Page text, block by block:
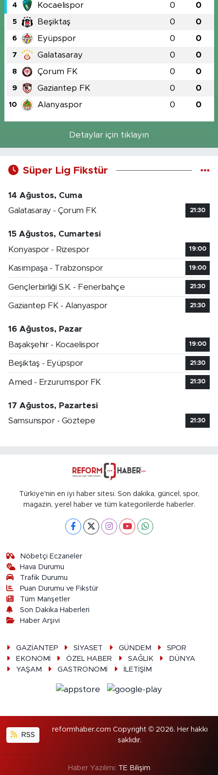
4 Kocaelispor 0 0
5 Beşiktaş 0 0
6 Eyüpspor 0 0
7 Galatasaray 0 0
8 Çorum FK 0 0
9 Gaziantep FK 0 0
10 Alanyaspor 0 0
Detaylar için tıklayın
Süper Lig Fikstür
14 Ağustos, Cuma
Galatasaray - Çorum FK
21:30
15 Ağustos, Cumartesi
Konyaspor - Rizespor
19:00
Kasımpaşa - Trabzonspor 19:00
Gençlerbirliği S.K. - Fenerbahçe 21:30
Gaziantep FK - Alanyaspor 21:30
16 Ağustos, Pazar
Başakşehir - Kocaelispor
19:00
Beşiktaş - Eyüpspor 21:30
Amed - Erzurumspor FK 21:30
17 Ağustos, Pazartesi
Samsunspor - Göztepe
21:30
Türkiye'nin en iyi haber sitesi. Son dakika, güncel, spor,
magazin, yerel haber ve tüm kategorilerde haberler.
Nöbetçi Eczaneler
Hava Durumu
Trafik Durumu
Puan Durumu ve Fikstür
Tüm Manşetler
Son Dakika Haberleri
Haber Arşivi
GAZİANTEP SİYASET GÜNDEM
SPOR
EKONOMİ
ÖZEL HABER SAĞLIK
DÜNYA
YAŞAM
GASTRONOMİ İLETİŞİM
RSS
reformhaber.com Copyright © 2026. Her hakkı
saklıdır.
Haber Yazılımı: TE Bilişim